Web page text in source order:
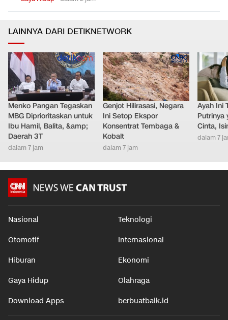
LAINNYA DARI DETIKNETWORK
Menko Pangan Tegaskan
MBG Diprioritaskan untuk
Ibu Hamil, Balita, &amp;
Daerah 3T
dalam 7 jam
Genjot Hilirasasi, Negara
Ini Setop Ekspor
Konsentrat Tembaga &
Kobalt
dalam 7 jam
Ayah Ini
Putrinya
Cinta,
dalam 7
Nasional Teknologi
Otomotif Internasional
Hiburan Ekonomi
Gaya Hidup Olahraga
Download Apps berbuatbaik.id